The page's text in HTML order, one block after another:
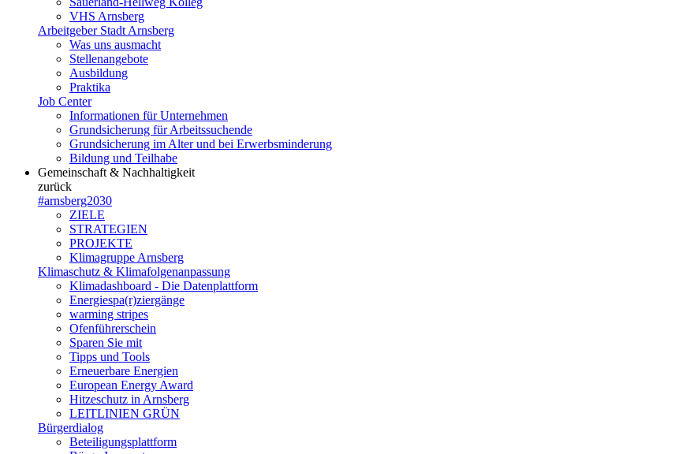
VHS Arnsberg
Arbeitgeber Stadt Arnsberg
Was uns ausmacht
Stellenangebote
Ausbildung
Praktika
Job Center
Informationen für Unternehmen
Grundsicherung für Arbeitssuchende
Grundsicherung im Alter und bei Erwerbsminderung
Bildung und Teilhabe
Gemeinschaft & Nachhaltigkeit
zurück
#arnsberg2030
ZIELE
STRATEGIEN
PROJEKTE
Klimagruppe Arnsberg
Klimaschutz & Klimafolgenanpassung
Klimadashboard - Die Datenplattform
Energiespa(r)ziergänge
warming stripes
Ofenführerschein
Sparen Sie mit
Tipps und Tools
Erneuerbare Energien
European Energy Award
Hitzeschutz in Arnsberg
LEITLINIEN GRÜN
Bürgerdialog
Beteiligungsplattform